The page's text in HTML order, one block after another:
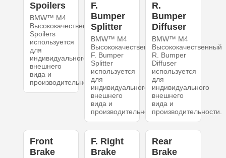
Spoilers
BMW™ M4
Высококачественный
Spoilers
используется
для
индивидуального
внешнего
вида и
производительности.
F.
Bumper
Splitter
BMW™ M4
Высококачественный
F. Bumper
Splitter
используется
для
индивидуального
внешнего
вида и
производительности.
R.
Bumper
Diffuser
BMW™ M4
Высококачественный
R. Bumper
Diffuser
используется
для
индивидуального
внешнего
вида и
производительности.
Front
Brake
F. Right
Brake
Rear
Brake